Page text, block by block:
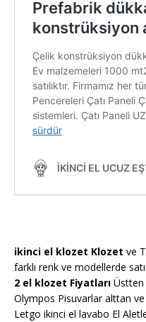
ikinci el klozet Klozet ve
farklı renk ve modellerde
2 el klozet Fiyatları Üstten
Olympos Pisuvarlar alttan
Letgo ikinci el lavabo El